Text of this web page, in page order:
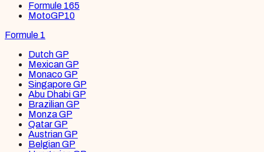
Formule 165
MotoGP10
Formule 1
Dutch GP
Mexican GP
Monaco GP
Singapore GP
Abu Dhabi GP
Brazilian GP
Monza GP
Qatar GP
Austrian GP
Belgian GP